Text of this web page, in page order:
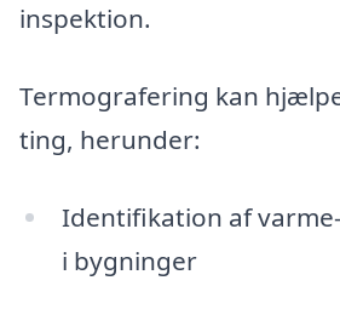
inspektion.
Termografering kan
ting, herunder:
Identifikation af
i bygninger